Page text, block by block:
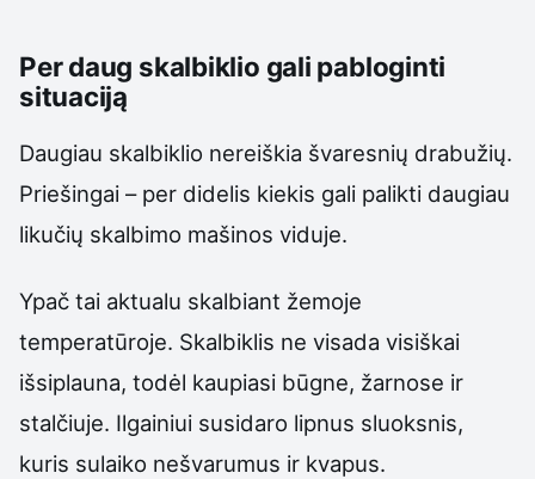
Per daug skalbiklio gali pabloginti
situaciją
Daugiau skalbiklio nereiškia švaresnių drabužių.
Priešingai – per didelis kiekis gali palikti daugiau
likučių skalbimo mašinos viduje.
Ypač tai aktualu skalbiant žemoje
temperatūroje. Skalbiklis ne visada visiškai
išsiplauna, todėl kaupiasi būgne, žarnose ir
stalčiuje. Ilgainiui susidaro lipnus sluoksnis,
kuris sulaiko nešvarumus ir kvapus.